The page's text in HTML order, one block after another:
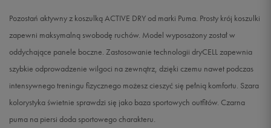
Pozostań aktywny z koszulką ACTIVE DRY od marki Puma. Prosty krój koszulki
zapewni maksymalną swobodę ruchów. Model wyposażony został w
oddychające panele boczne. Zastosowanie technologii dryCELL zapewnia
szybkie odprowadzenie wilgoci na zewnątrz, dzięki czemu nawet podczas
intensywnego treningu fizycznego możesz cieszyć się pełnią komfortu. Szara
kolorystyka świetnie sprawdzi się jako baza sportowych outfitów. Czarna
puma na piersi doda sportowego charakteru.